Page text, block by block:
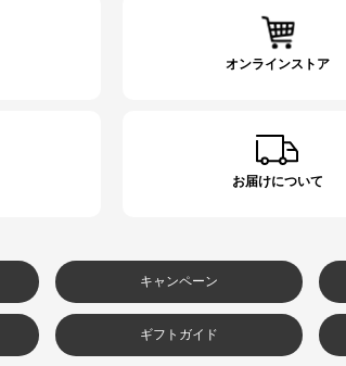
オンラインストア
お届けについて
キャンペーン
ギフトガイド